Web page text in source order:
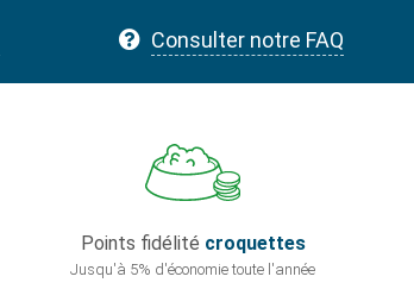
Consulter notre FAQ
Points fidélité croquettes
Jusqu'à 5% d'économie toute l'année